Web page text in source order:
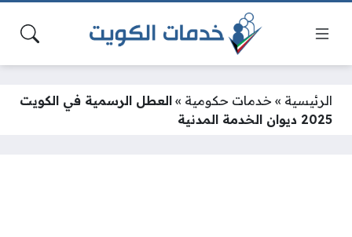
الرئيسية » خدمات حكومية » العطل الرسمية في الكويت
2025 ديوان الخدمة المدنية